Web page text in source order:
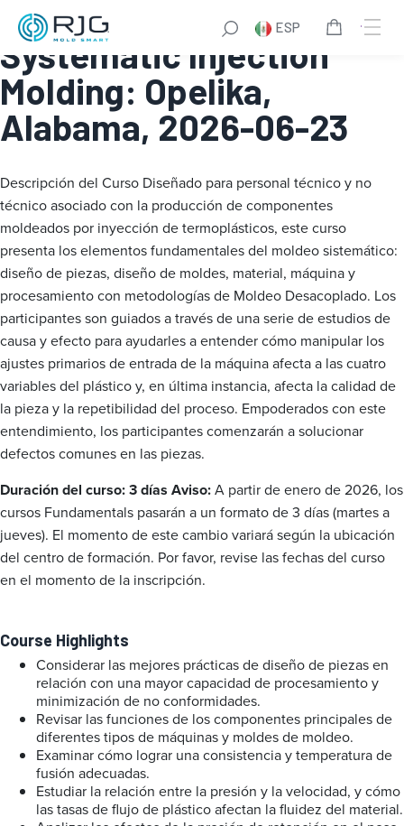
ESP
Fundamentals of
Systematic Injection
Molding: Opelika,
Alabama, 2026-06-23
Descripción del Curso Diseñado para personal técnico y no
técnico asociado con la producción de componentes
moldeados por inyección de termoplásticos, este curso
presenta los elementos fundamentales del moldeo sistemático:
diseño de piezas, diseño de moldes, material, máquina y
procesamiento con metodologías de Moldeo Desacoplado. Los
participantes son guiados a través de una serie de estudios de
causa y efecto para ayudarles a entender cómo manipular los
ajustes primarios de entrada de la máquina afecta a las cuatro
variables del plástico y, en última instancia, afecta la calidad de
la pieza y la repetibilidad del proceso. Empoderados con este
entendimiento, los participantes comenzarán a solucionar
defectos comunes en las piezas.
Duración del curso: 3 días Aviso:A partir de enero de 2026, los
cursos Fundamentals pasarán a un formato de 3 días (martes a
jueves). El momento de este cambio variará según la ubicación
del centro de formación. Por favor, revise las fechas del curso
en el momento de la inscripción.
Course Highlights
Considerar las mejores prácticas de diseño de piezas en
relación con una mayor capacidad de procesamiento y
minimización de no conformidades.
Revisar las funciones de los componentes principales de
diferentes tipos de máquinas y moldes de moldeo.
Examinar cómo lograr una consistencia y temperatura de
fusión adecuadas.
Estudiar la relación entre la presión y la velocidad, y cómo
las tasas de flujo de plástico afectan la fluidez del material.